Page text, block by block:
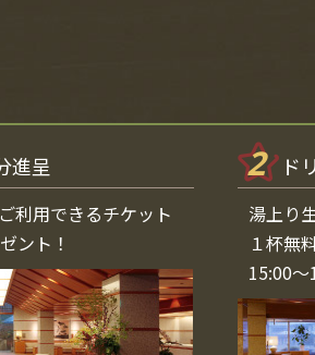
進呈
利用できるチケット
ント！
2 ド
湯上り
１杯無
15:00〜